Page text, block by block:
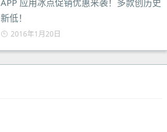
APP 应用冰点促销优惠来袭！多款创历史
新低！
2016年1月20日